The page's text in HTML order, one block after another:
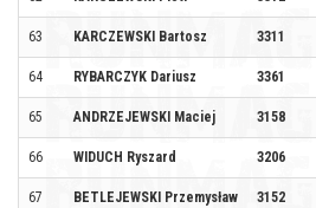
63 KARCZEWSKI Bartosz 3311
64 RYBARCZYK Dariusz 3361
65 ANDRZEJEWSKI Maciej 3158
66 WIDUCH Ryszard 3206
67 BETLEJEWSKI Przemysław 3152